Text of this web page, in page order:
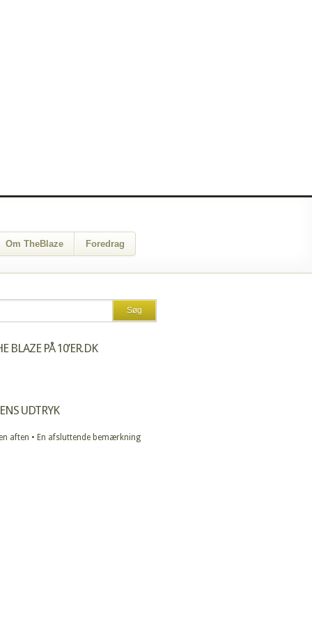
Om TheBlaze Foredrag
BLAZE PÅ 10’ER.DK
UDTRYK
aften • En afsluttende bemærkning